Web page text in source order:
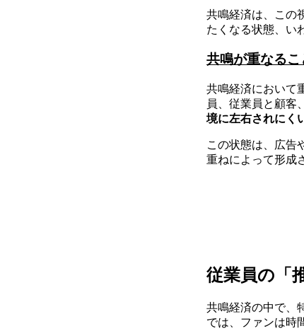
共鳴経済は、この
たくなる状態、い
共鳴が重なる
共鳴経済において
員、従業員と顧客
境に左右されにく
この状態は、広告
重ねによって形成
従業員の「
共鳴経済の中で、
では、ファンは時